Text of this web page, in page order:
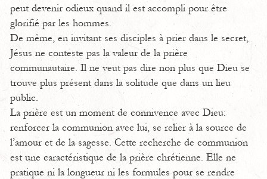
peut devenir odieux quand il est accompli pour être
glorifié par les hommes.
De même, en invitant ses disciples à prier dans le secret,
Jésus ne conteste pas la valeur de la prière
communautaire. Il ne veut pas dire non plus que Dieu se
trouve plus présent dans la solitude que dans un lieu
public.
La prière est un moment de connivence avec Dieu:
renforcer la communion avec lui, se relier à la source de
l’amour et de la sagesse. Cette recherche de communion
est une caractéristique de la prière chrétienne. Elle ne
pratique ni la longueur ni les formules pour se rendre